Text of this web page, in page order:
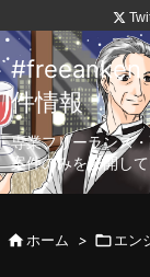
件情報
専業フリーランス
案件のみを公開し
ホーム > エン